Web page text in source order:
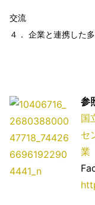
交流
４． 企業と連携した
参
国
セ
業